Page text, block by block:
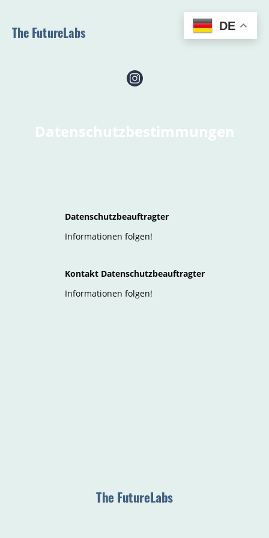
The FutureLabs
Datenschutzbestimmungen
Datenschutzbeauftragter
Informationen folgen!
Kontakt Datenschutzbeauftragter
Informationen folgen!
The FutureLabs
DE